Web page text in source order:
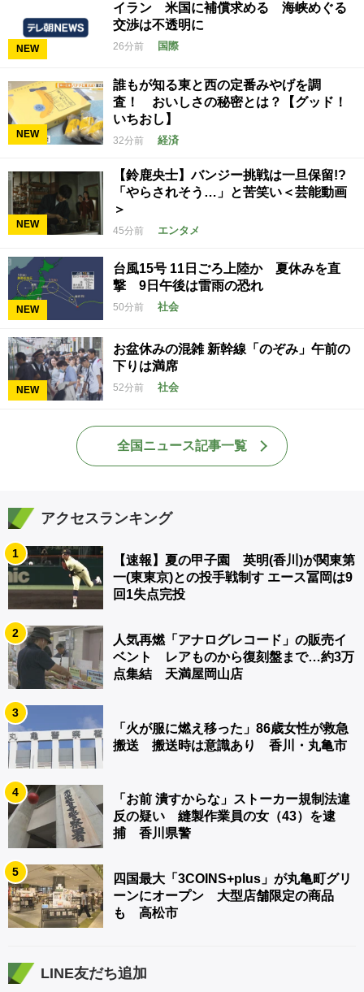
NEW
イラン 米国に補償求める 海峡めぐる
交渉は不透明に
26分前 国際
NEW
誰もが知る東と西の定番みやげを調
査！ おいしさの秘密とは？【グッド！
いちおし】
32分前 経済
NEW
【鈴鹿央士】バンジー挑戦は一旦保留!?
「やらされそう…」と苦笑い＜芸能動画
＞
45分前 エンタメ
NEW
台風15号 11日ごろ上陸か 夏休みを直
撃 9日午後は雷雨の恐れ
50分前 社会
NEW
お盆休みの混雑 新幹線「のぞみ」午前の
下りは満席
52分前 社会
全国ニュース記事一覧
アクセスランキング
1
【速報】夏の甲子園 英明(香川)が関東第
一(東東京)との投手戦制す エース冨岡は9
回1失点完投
2
人気再燃「アナログレコード」の販売イ
ベント レアものから復刻盤まで…約3万
点集結 天満屋岡山店
3
「火が服に燃え移った」86歳女性が救急
搬送 搬送時は意識あり 香川・丸亀市
4
「お前 潰すからな」ストーカー規制法違
反の疑い 縫製作業員の女（43）を逮
捕 香川県警
5
四国最大「3COINS+plus」が丸亀町グリ
ーンにオープン 大型店舗限定の商品
も 高松市
LINE友だち追加